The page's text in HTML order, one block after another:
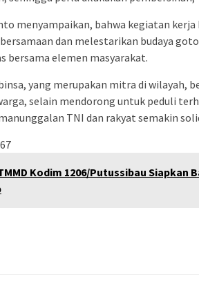
menyampaikan, bahwa kegiatan
dan melestarikan budaya
bersama elemen masyarakat.
yang merupakan mitra di wilayah,
selain mendorong untuk peduli
TNI dan rakyat semakin
Kodim 1206/Putussibau Siapkan